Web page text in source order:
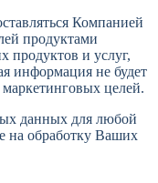
Компанией
продуктами
продуктов и услуг,
информация не будет
маркетинговых целей.
данных для любой
на обработку Ваших